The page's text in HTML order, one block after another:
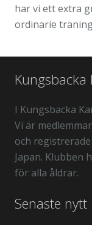
har vi ett extra
ordinarie
I Kungsbacka
Vi är
och registrerade
Japan. Klubben
för alla åldrar.
Senaste nytt